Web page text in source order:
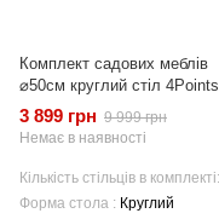
Комплект садових меблів
⌀50см круглий стіл 4Points
Capri-2, Чорний
3 899 грн 9 999 грн
Немає в наявності
Кількість стільців в комплекті
Форма стола
Круглий